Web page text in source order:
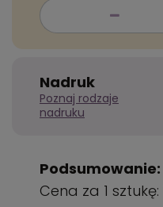
Nadruk
Poznaj rodzaje
nadruku
Podsumowanie:
Cena za 1 sztukę: